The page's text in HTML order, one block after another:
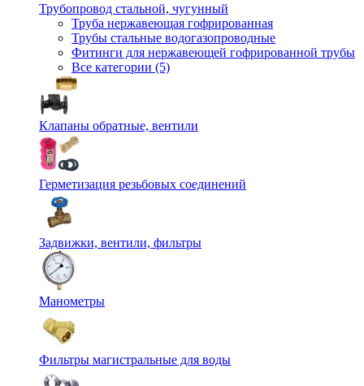
Трубопровод стальной, чугунный
Труба нержавеющая гофрированная
Трубы стальные водогазопроводные
Фитинги для нержавеющей гофрированной трубы
Все категории (5)
Клапаны обратные, вентили
Герметизация резьбовых соединений
Задвижки, вентили, фильтры
Манометры
Фильтры магистральные для воды